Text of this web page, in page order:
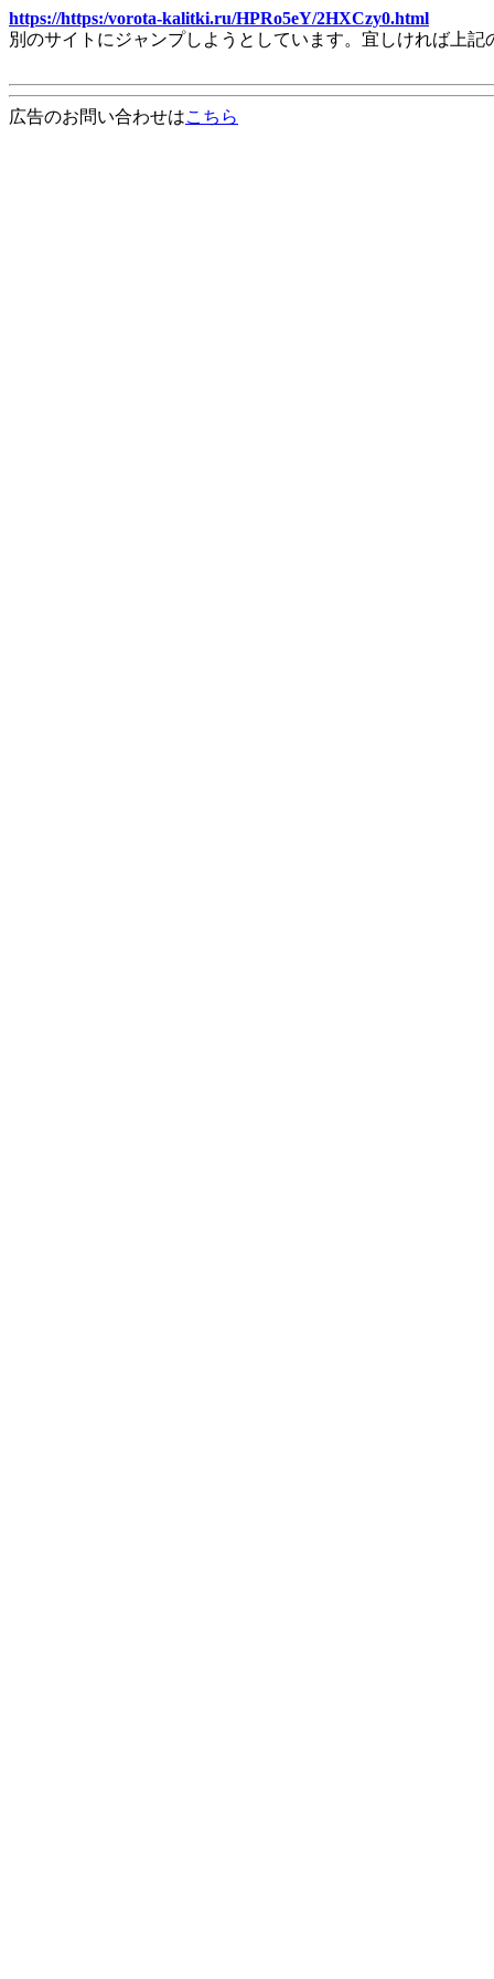
https://https:/vorota-kalitki.ru/HPRo5eY/2HXCzy0.html
別のサイトにジャンプしようとしています。宜しければ上
広告のお問い合わせはこちら